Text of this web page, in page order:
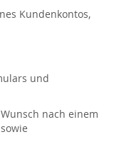
Kundenkontos,
und
nach einem